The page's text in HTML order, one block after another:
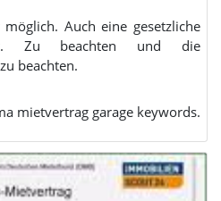
Auch eine gesetzliche
Zu beachten und die
beachten.
mietvertrag garage keywords.